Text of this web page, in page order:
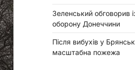
Зеленський обговорив
оборону Донеччини
Після вибухів у
масштабна пожежа